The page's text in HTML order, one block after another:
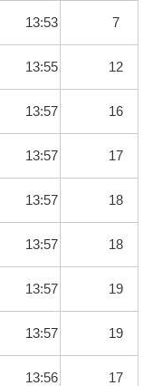
13:53 7
13:55 12
13:57 16
13:57 17
13:57 18
13:57 18
13:57 19
13:57 19
13:56 17